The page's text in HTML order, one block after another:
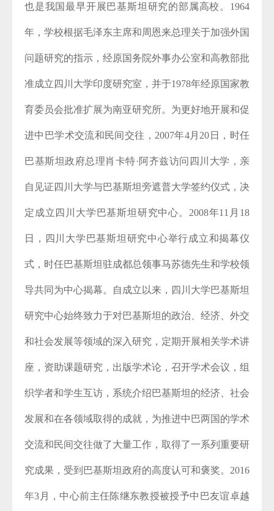
也是我国最早开展巴基斯坦研究的部属高校。1964
年，学校根据毛泽东主席和周恩来总理关于加强外国
问题研究的指示，经原国务院外事办公室和高教部批
准成立四川大学印度研究室，并于1978年经原国家教
育委员会批准扩展为南亚研究所。为更好地开展和促
进中巴学术交流和民间交往，2007年4月20日，时任
巴基斯坦政府总理肖卡特·阿齐兹访问四川大学，亲
自见证四川大学与巴基斯坦旁遮普大学签约仪式，决
定成立四川大学巴基斯坦研究中心。2008年11月18
日，四川大学巴基斯坦研究中心举行成立和揭幕仪
式，时任巴基斯坦驻成都总领事马苏德先生和学校领
导共同为中心揭幕。自成立以来，四川大学巴基斯坦
研究中心始终致力于对巴基斯坦的政治、经济、外交
和社会发展等领域的深入研究，定期开展相关学术讲
座，资助课题研究，出版学术论，召开学术会议，组
织学者和学生互访，系统介绍巴基斯坦的经济、社会
发展和在各领域取得的成就，为推进中巴两国的学术
交流和民间交往做了大量工作，取得了一系列重要研
究成果，受到巴基斯坦政府的高度认可和褒奖。2016
年3月，中心前主任陈继东教授被授予中巴友谊卓越